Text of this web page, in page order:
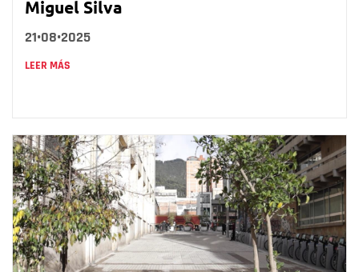
Miguel Silva
21•08•2025
LEER MÁS